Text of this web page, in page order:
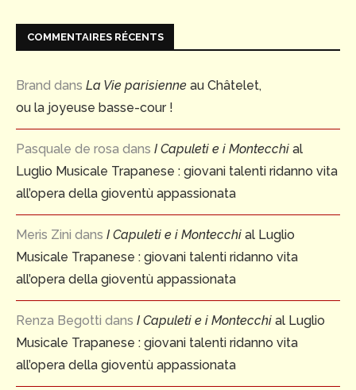
COMMENTAIRES RÉCENTS
Brand dans La Vie parisienne au Châtelet,
ou la joyeuse basse-cour !
Pasquale de rosa dans I Capuleti e i Montecchi al
Luglio Musicale Trapanese : giovani talenti ridanno vita
all’opera della gioventù appassionata
Meris Zini dans I Capuleti e i Montecchi al Luglio
Musicale Trapanese : giovani talenti ridanno vita
all’opera della gioventù appassionata
Renza Begotti dans I Capuleti e i Montecchi al Luglio
Musicale Trapanese : giovani talenti ridanno vita
all’opera della gioventù appassionata